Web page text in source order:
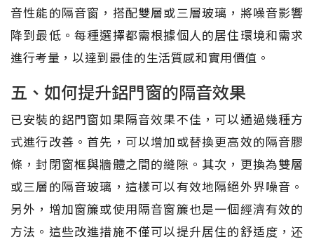
音性能的隔音窗，搭配雙層或三層玻璃，將噪音影響
降到最低。每種選擇都需根據個人的居住環境和需求
進行考量，以達到最佳的生活質感和實用價值。
五、如何提升鋁門窗的隔音效果
已安裝的鋁門窗如果隔音效果不佳，可以通過幾種方
式進行改善。首先，可以增加或替換更高效的隔音膠
條，封閉窗框與牆體之間的縫隙。其次，更換為雙層
或三層的隔音玻璃，這樣可以有效地隔絕外界噪音。
另外，增加窗簾或使用隔音窗簾也是一個經濟有效的
方法。這些改進措施不僅可以提升居住的舒适度，还